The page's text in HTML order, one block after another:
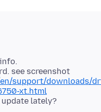
support/downloads/
xt.html
update lately?